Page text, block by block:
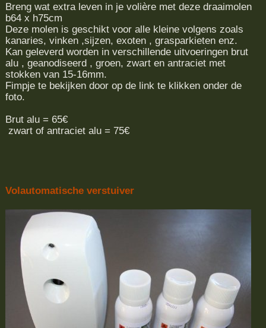
Breng wat extra leven in je volière met deze draaimolen
b64 x h75cm
Deze molen is geschikt voor alle kleine volgens zoals
kanaries, vinken ,sijzen, exoten , grasparkieten enz.
Kan geleverd worden in verschillende uitvoeringen brut
alu , geanodiseerd , groen, zwart en antraciet met
stokken van 15-16mm.
Fimpje te bekijken door op de link te klikken onder de
foto.
Brut alu = 65€
zwart of antraciet alu = 75€
Volautomatische verstuiver